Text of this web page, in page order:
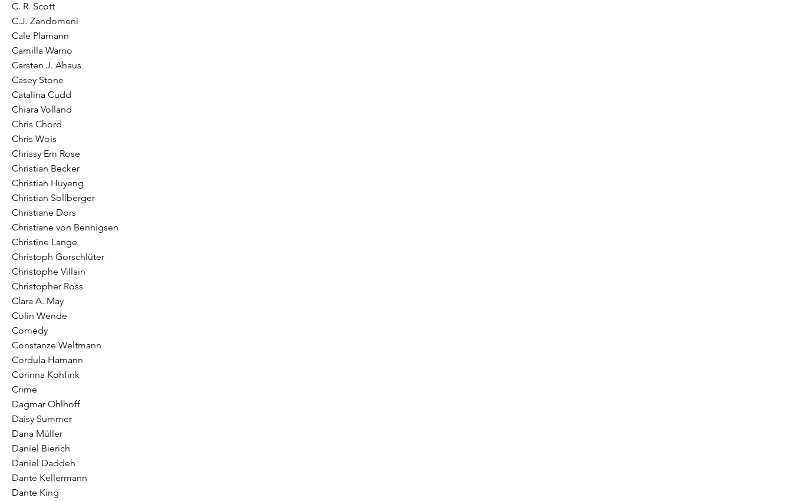
C. R. Scott
C.J. Zandomeni
Cale Plamann
Camilla Warno
Carsten J. Ahaus
Casey Stone
Catalina Cudd
Chiara Volland
Chris Chord
Chris Wois
Chrissy Em Rose
Christian Becker
Christian Huyeng
Christian Sollberger
Christiane Dors
Christiane von Bennigsen
Christine Lange
Christoph Gorschlüter
Christophe Villain
Christopher Ross
Clara A. May
Colin Wende
Comedy
Constanze Weltmann
Cordula Hamann
Corinna Kohfink
Crime
Dagmar Ohlhoff
Daisy Summer
Dana Müller
Daniel Bierich
Daniel Daddeh
Dante Kellermann
Dante King